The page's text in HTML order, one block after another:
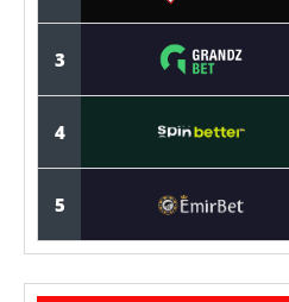
3
4
5